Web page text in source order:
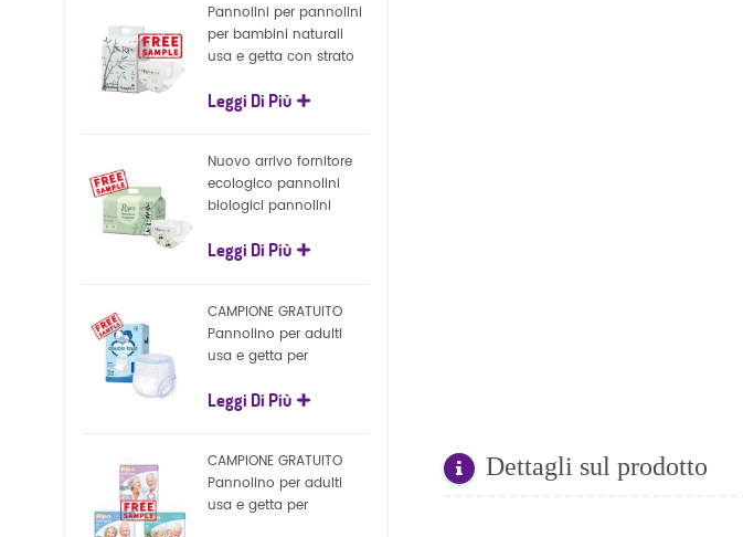
Dettagli sul prodotto
Pannolini per pannolini
per bambini naturali
usa e getta con strato
biodegradabile al 100%
Leggi Di Più
Nuovo arrivo fornitore
ecologico pannolini
biologici pannolini
natura all'ingrosso
Leggi Di Più
CAMPIONE GRATUITO
Pannolino per adulti
usa e getta per
per adulti economici
Leggi Di Più
CAMPIONE GRATUITO
Pannolino per adulti
usa e getta per